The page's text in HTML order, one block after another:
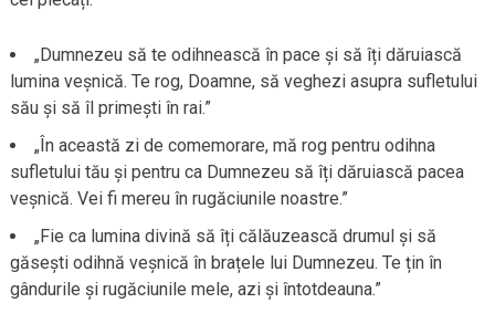
„Dumnezeu să te odihnească în pace și să îți dăruiască
lumina veșnică. Te rog, Doamne, să veghezi asupra sufletului
său și să îl primești în rai.”
„În această zi de comemorare, mă rog pentru odihna
sufletului tău și pentru ca Dumnezeu să îți dăruiască pacea
veșnică. Vei fi mereu în rugăciunile noastre.”
„Fie ca lumina divină să îți călăuzească drumul și să
găsești odihnă veșnică în brațele lui Dumnezeu. Te țin în
gândurile și rugăciunile mele, azi și întotdeauna.”